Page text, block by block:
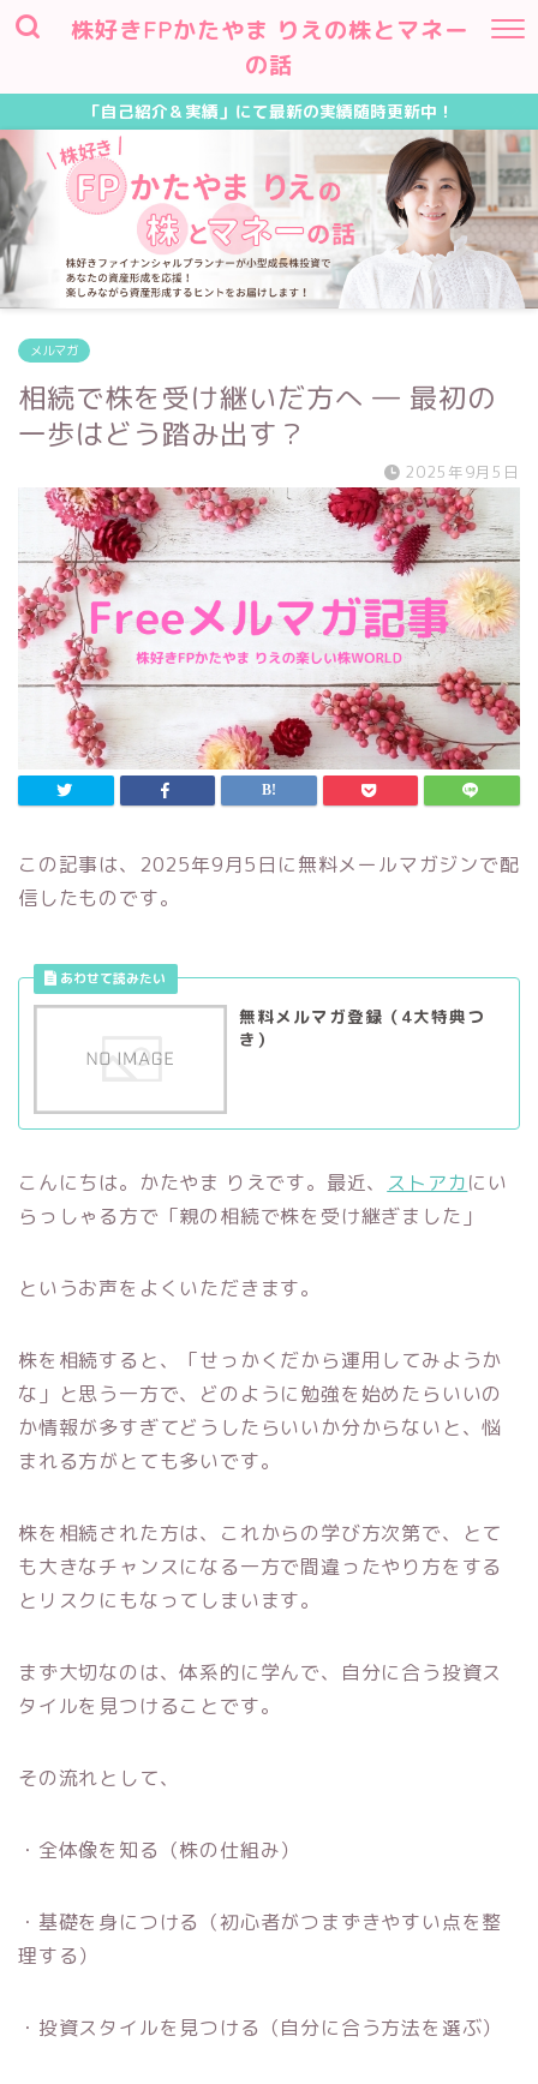
株好きFPかたやま りえの株とマネー
の話
「自己紹介＆実績」にて最新の実績随時更新中！
メルマガ
相続で株を受け継いだ方へ ― 最初の
一歩はどう踏み出す？
2025年9月5日
この記事は、2025年9月5日に無料メールマガジンで配
信したものです。
無料メルマガ登録（4大特典つ
き）
こんにちは。かたやま りえです。最近、 ストアカにい
らっしゃる方で「親の相続で株を受け継ぎました」
というお声をよくいただきます。
株を相続すると、「せっかくだから運用してみようか
な」と思う一方で、どのように勉強を始めたらいいの
か情報が多すぎてどうしたらいいか分からないと、悩
まれる方がとても多いです。
株を相続された方は、これからの学び方次第で、とて
も大きなチャンスになる一方で間違ったやり方をする
とリスクにもなってしまいます。
まず大切なのは、体系的に学んで、自分に合う投資ス
タイルを見つけることです。
その流れとして、
・全体像を知る（株の仕組み）
・基礎を身につける（初心者がつまずきやすい点を整
理する）
・投資スタイルを見つける（自分に合う方法を選ぶ）